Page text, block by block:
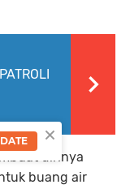
dirinya
buang air
×